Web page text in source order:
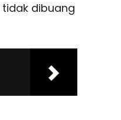
dibuang